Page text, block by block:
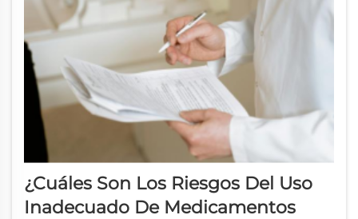
¿Cuáles Son Los Riesgos Del Uso
Inadecuado De Medicamentos